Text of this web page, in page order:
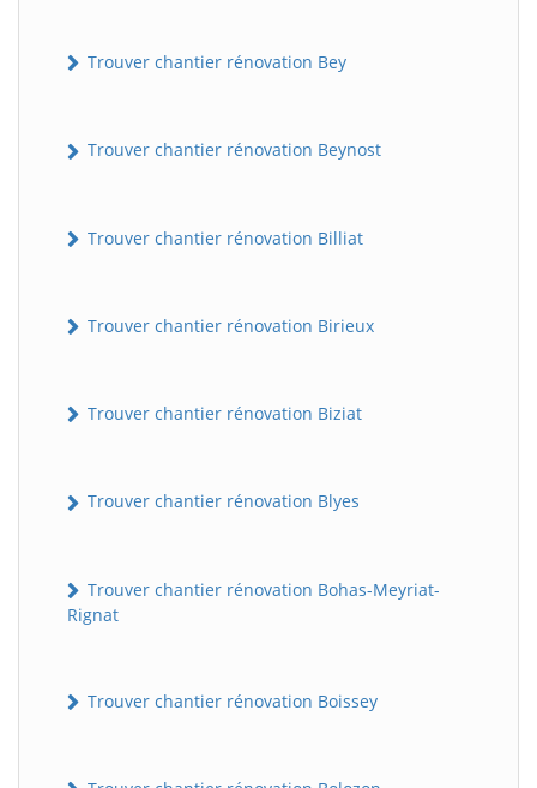
Trouver chantier rénovation Bey
Trouver chantier rénovation Beynost
Trouver chantier rénovation Billiat
Trouver chantier rénovation Birieux
Trouver chantier rénovation Biziat
Trouver chantier rénovation Blyes
Trouver chantier rénovation Bohas-Meyriat-
Rignat
Trouver chantier rénovation Boissey